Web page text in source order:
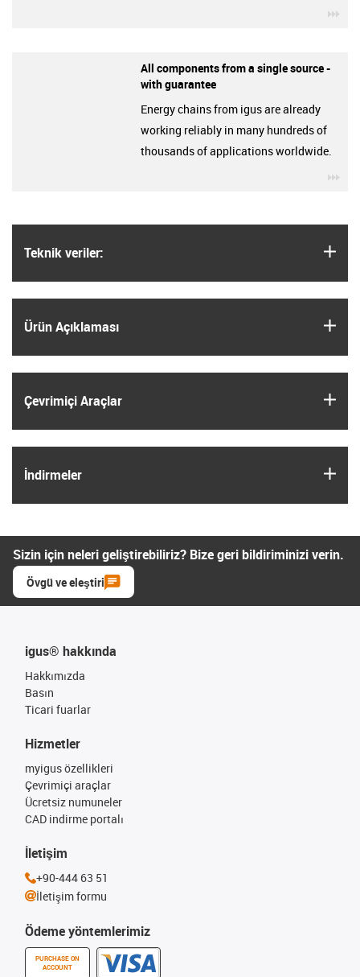
Teknik veriler:
Ürün Açıklaması
Çevrimiçi Araçlar
İndirmeler
All components from a single source -
with guarantee
Energy chains from igus are already
working reliably in many hundreds of
thousands of applications worldwide.
Sizin için neleri geliştirebiliriz? Bize geri bildiriminizi verin.
Övgü ve eleştiri
igus® hakkında
Hakkımızda
Basın
Ticari fuarlar
Ödeme yöntemlerimiz
PURCHASE ON
ACCOUNT
Hizmetler
myigus özellikleri
Çevrimiçi araçlar
Ücretsiz numuneler
CAD indirme portalı
İletişim
+90-444 63 51
İletişim formu